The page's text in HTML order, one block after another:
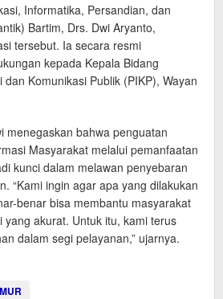
Informatika, Persandian, dan
Bartim, Drs. Dwi Aryanto,
tersebut. Ia secara resmi
kepada Kepala Bidang
Komunikasi Publik (PIKP), Wayan
menegaskan bahwa penguatan
Masyarakat melalui pemanfaatan
kunci dalam melawan penyebaran
“Kami ingin agar apa yang dilakukan
benar bisa membantu masyarakat
yang akurat. Untuk itu, kami terus
dalam segi pelayanan,” ujarnya.